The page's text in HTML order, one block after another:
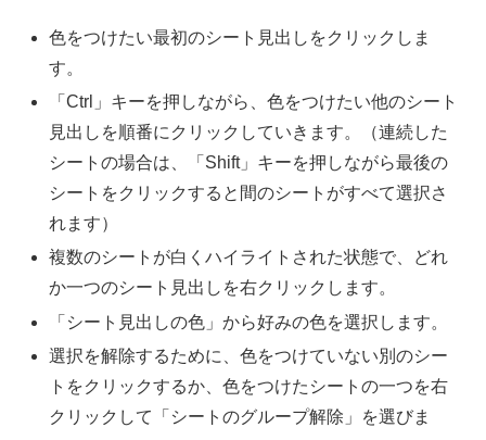
色をつけたい最初のシート見出しをクリックしま
す。
「Ctrl」キーを押しながら、色をつけたい他のシート
見出しを順番にクリックしていきます。（連続した
シートの場合は、「Shift」キーを押しながら最後の
シートをクリックすると間のシートがすべて選択さ
れます）
複数のシートが白くハイライトされた状態で、どれ
か一つのシート見出しを右クリックします。
「シート見出しの色」から好みの色を選択します。
選択を解除するために、色をつけていない別のシー
トをクリックするか、色をつけたシートの一つを右
クリックして「シートのグループ解除」を選びま